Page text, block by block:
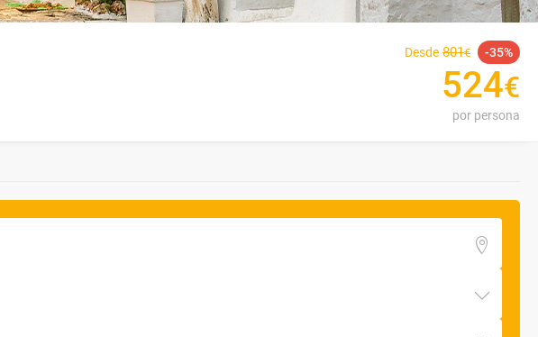
Desde 801€ 35
524€
por persona